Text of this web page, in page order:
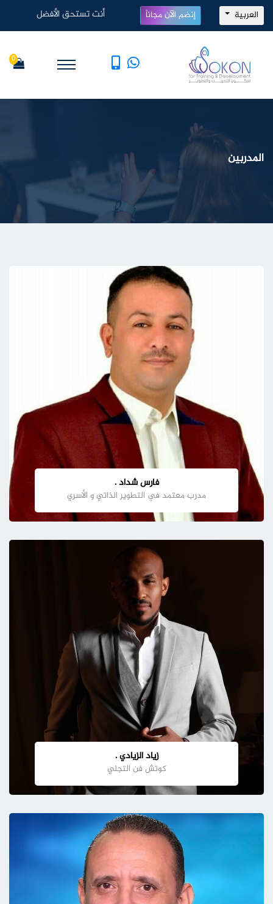
العربية إنضم الآن مجاناً أنت تستحق الأفضل
0
المدربين
فارس شداد .
مدرب معتمد في التطوير الذاتي و الأسري
زياد الزيادي .
كوتش فن التجلي